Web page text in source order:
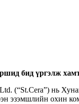
бид үргэлж
(“St.Cera”) нь
эзэмшлийн охин